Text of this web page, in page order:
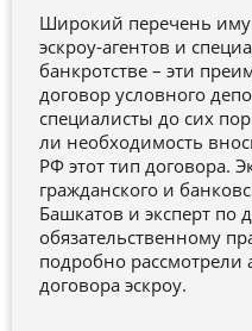
Широкий перечень
эскроу-агентов и
банкротстве – эти
договор условного
специалисты до сих
ли необходимость
РФ этот тип договора.
гражданского и
Башкатов и эксперт по
обязательственному
подробно рассмотрели
договора эскроу.